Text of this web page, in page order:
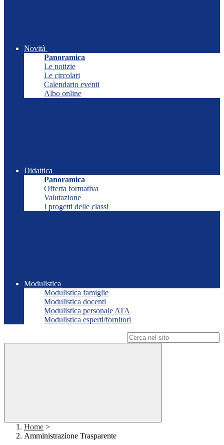
Novità
Panoramica
Le notizie
Le circolari
Calendario eventi
Albo online
Didattica
Panoramica
Offerta formativa
Valutazione
I progetti delle classi
Modulistica
Modulistica famiglie
Modulistica docenti
Modulistica personale ATA
Modulistica esperti/fornitori
Home >
Amministrazione Trasparente